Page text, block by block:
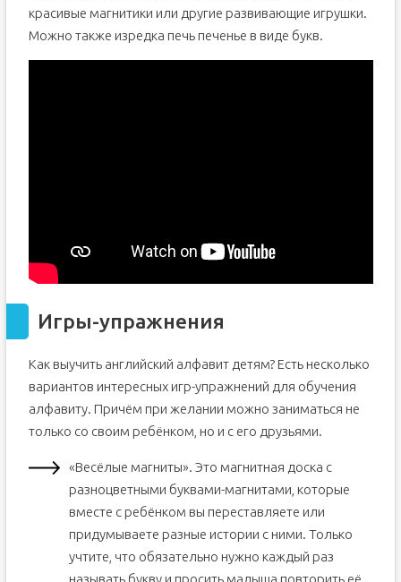
красивые магнитики или другие развивающие игрушки.
Можно также изредка печь печенье в виде букв.
Игры-упражнения
Как выучить английский алфавит детям? Есть несколько
вариантов интересных игр-упражнений для обучения
алфавиту. Причём при желании можно заниматься не
только со своим ребёнком, но и с его друзьями.
«Весёлые магниты». Это магнитная доска с
разноцветными буквами-магнитами, которые
вместе с ребёнком вы переставляете или
придумываете разные истории с ними. Только
учтите, что обязательно нужно каждый раз